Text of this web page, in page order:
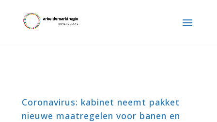
Coronavirus: kabinet neemt pakket
nieuwe maatregelen voor banen en